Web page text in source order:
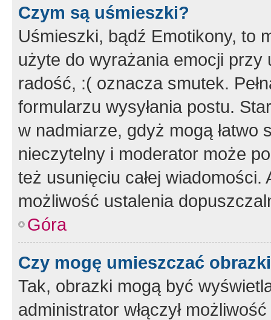
Czym są uśmieszki?
Uśmieszki, bądź Emotikony, to
użyte do wyrażania emocji
radość, :( oznacza smutek.
formularzu wysyłania postu.
w nadmiarze, gdyż mogą
nieczytelny i moderator może
też usunięciu całej
możliwość ustalenia
Góra
Czy mogę umieszczać
Tak, obrazki mogą być
administrator włączył